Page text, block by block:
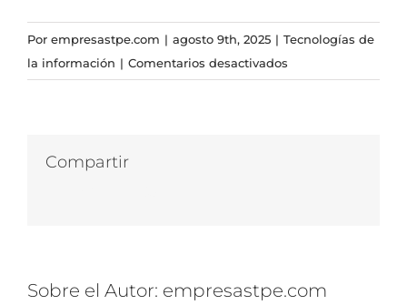
Por empresastpe.com | agosto 9th, 2025 | Tecnologías de
la información | Comentarios desactivados
con
Compartir
Sobre el Autor: empresastpe.com